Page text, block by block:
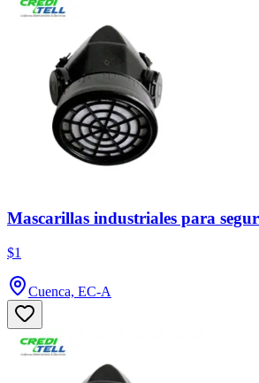
Mascarillas industriales para
$1
Cuenca, EC-A